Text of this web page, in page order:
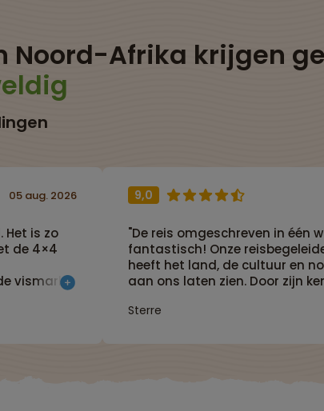
Noord-Afrika krijgen
Het is zo
de 4×4
vismarkt
05 aug. 2026 9,0
"De reis omgeschreven in één
fantastisch! Onze
heeft het land, de cultuur en
aan ons laten zien. Door zijn
het leven in Marokko. De
Sterre